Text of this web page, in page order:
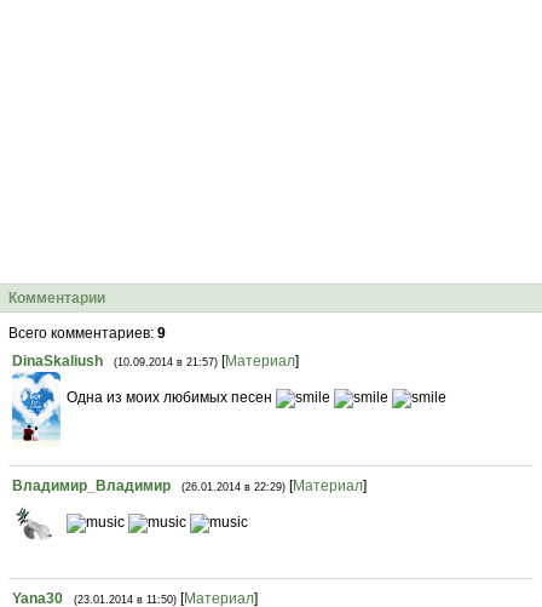
Комментарии
Всего комментариев: 9
DinaSkaliush
(10.09.2014 в 21:57) [Материал]
Одна из моих любимых песен
Владимир_Владимир (26.01.2014 в 22:29) [Материал]
Yana30 (23.01.2014 в 11:50) [Материал]